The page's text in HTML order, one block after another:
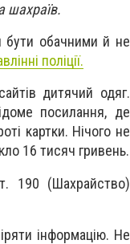
шахраїв.
бути обачними й не
поліції.
дитячий одяг.
посилання, де
картки. Нічого не
16 тисяч гривень.
190 (Шахрайство)
інформацію. Не